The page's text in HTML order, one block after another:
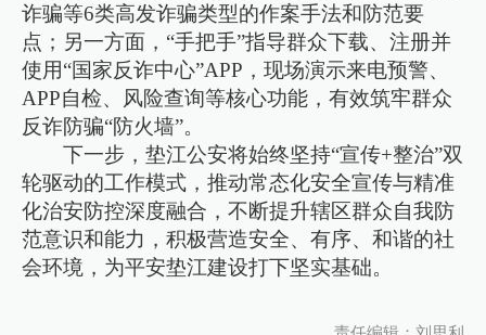
诈骗等6类高发诈骗类型的作案手法和防范要
点；另一方面，“手把手”指导群众下载、注册并
使用“国家反诈中心”APP，现场演示来电预警、
APP自检、风险查询等核心功能，有效筑牢群众
反诈防骗“防火墙”。
下一步，垫江公安将始终坚持“宣传+整治”双
轮驱动的工作模式，推动常态化安全宣传与精准
化治安防控深度融合，不断提升辖区群众自我防
范意识和能力，积极营造安全、有序、和谐的社
会环境，为平安垫江建设打下坚实基础。